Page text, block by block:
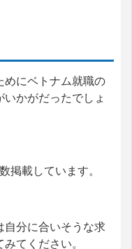
めにベトナム就職の
かがだったでしょ
掲載しています。
自分に合いそうな求
てください。